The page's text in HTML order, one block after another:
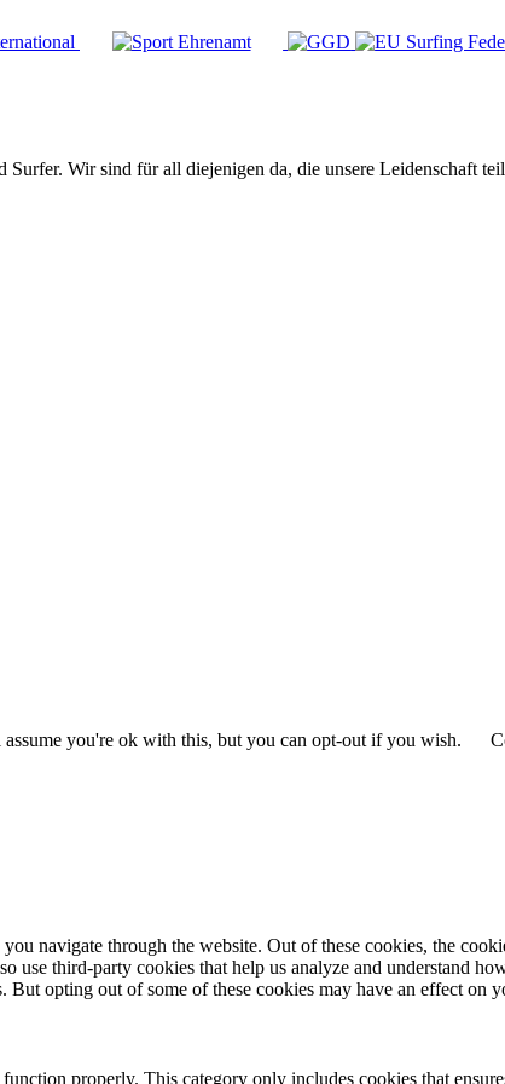
Surfer. Wir sind für all diejenigen da, die unsere Leidenschaft
you're ok with this, but you can opt-out if you wish.
navigate through the website. Out of these cookies, the
use third-party cookies that help us analyze and understand
But opting out of some of these cookies may have an effect on
properly. This category only includes cookies that